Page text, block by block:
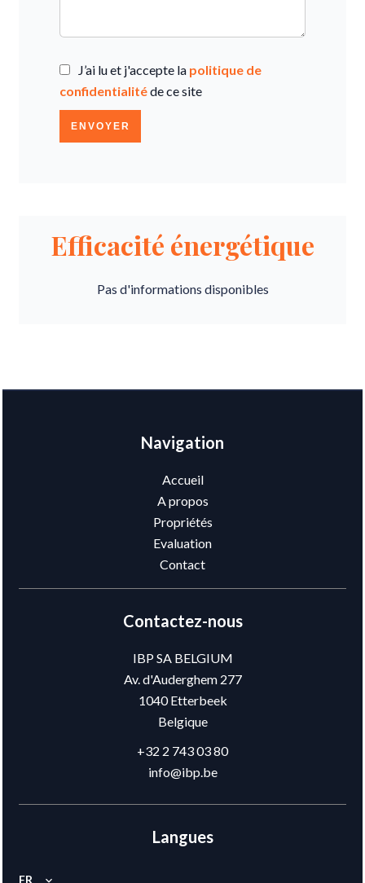
J’ai lu et j'accepte la politique de
confidentialitéde ce site
ENVOYER
Efficacité énergétique
Pas d'informations disponibles
Navigation
Accueil
A propos
Propriétés
Evaluation
Contact
Contactez-nous
IBP SA BELGIUM
Av. d'Auderghem 277
1040Etterbeek
Belgique
+32 2 743 03 80
info@ibp.be
Langues
FR